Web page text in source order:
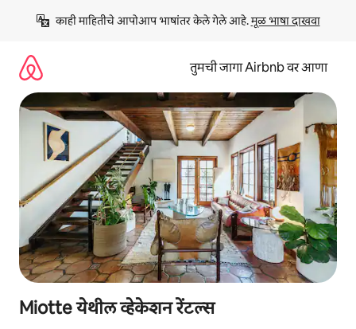
काही माहितीचे आपोआप भाषांतर केले गेले आहे. मूळ भाषा दाखवा
तुमची जागा Airbnb वर आणा
Miotte येथील व्हेकेशन रेंटल्स